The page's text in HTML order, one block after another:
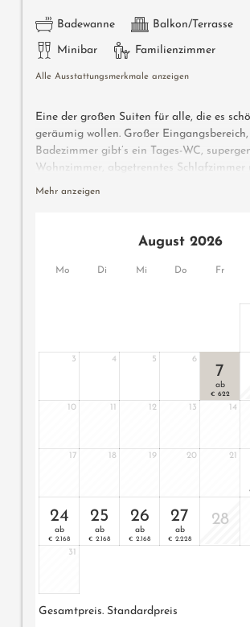
Badewanne Balkon/Terrasse
Minibar Familienzimmer
Alle Ausstattungsmerkmale anzeigen
Eine der großen Suiten für alle, die es
geräumig wollen. Großer
Badezimmer gibt’s ein Tages-WC,
Wohnzimmer, abgetrenntes Schlafzimmer
Kinderzimmer mit 2 zusätzlichen Betten.
Mehr anzeigen
Mo Di Mi Do Fr
August 2026
3 4 5 6
7
ab
€ 622
10 11 12 13 14
17 18 19 20 21
24
ab
€ 2.168
25
ab
€ 2.168
26
ab
€ 2.168
27
ab
€ 2.228
28
31
Gesamtpreis. Standardpreis